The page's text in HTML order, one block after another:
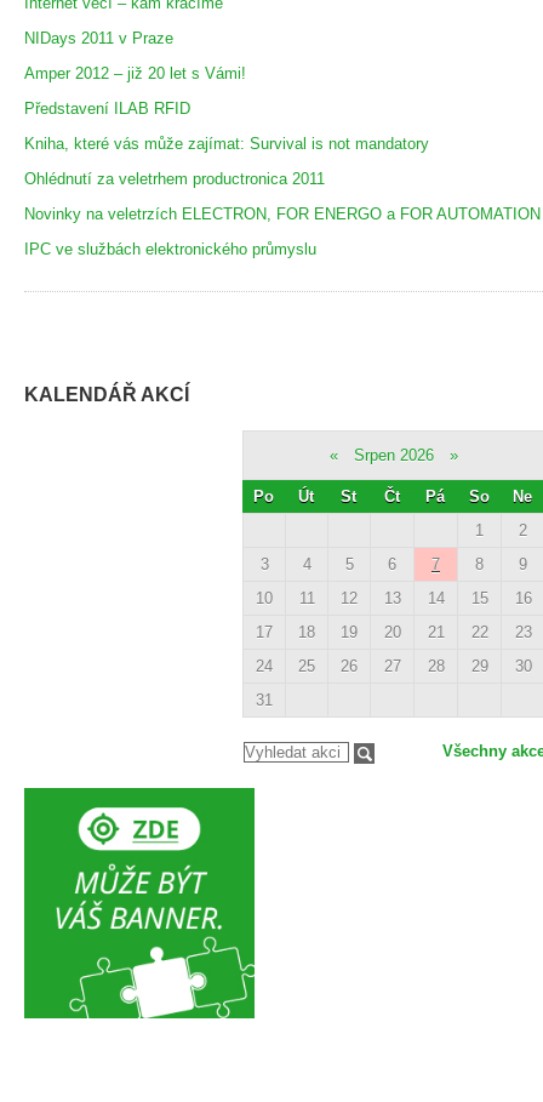
NIDays 2011 v Praze
Amper 2012 – již 20 let s Vámi!
Představení ILAB RFID
Kniha, které vás může zajímat: Survival is not mandatory
Ohlédnutí za veletrhem productronica 2011
Novinky na veletrzích ELECTRON, FOR ENERGO a FOR AUTOMATION
IPC ve službách elektronického průmyslu
KALENDÁŘ AKCÍ
« Srpen 2026 »
Po Út St Čt Pá So
Ne
1
2
3
4 5 6 7 8
9
10
11 12 13 14 15
16
17
18 19 20 21 22
23
24
25 26 27 28 29
30
31
Všechny